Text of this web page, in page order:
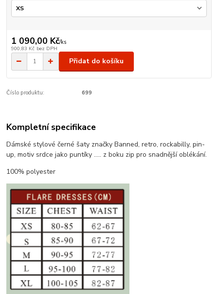
1 090,00 Kč/ks
900,83 Kč bez DPH
Přidat do košíku
Číslo produktu: 699
Kompletní specifikace
Dámské stylové černé šaty značky Banned, retro, rockabilly, pin-
up, motiv srdce jako puntíky ..... z boku zip pro snadnější oblékání.
100% polyester